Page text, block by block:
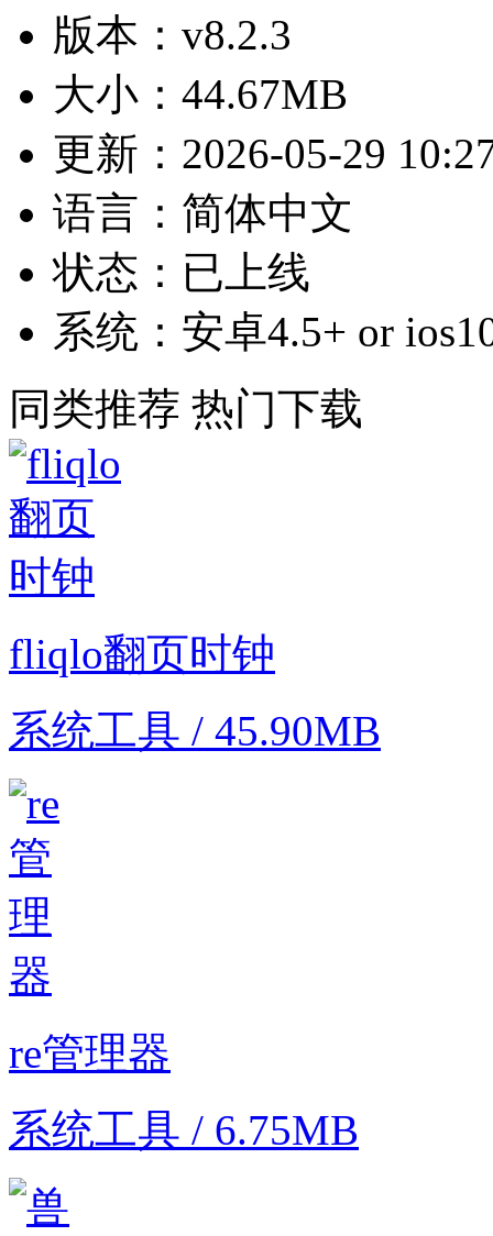
版本： v8.2.3
大小： 44.67MB
更新： 2026-05-29
语言： 简体中文
状态： 已上线
系统： 安卓4.5+ or
同类推荐 热门下载
fliqlo翻页时钟
系统工具 / 45.90MB
re管理器
系统工具 / 6.75MB